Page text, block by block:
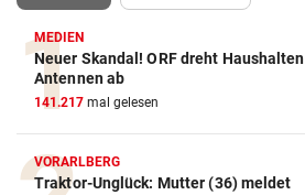
MEDIEN
Neuer Skandal! ORF dreht Haushalten
Antennen ab
141.217 mal gelesen
VORARLBERG
Traktor-Unglück: Mutter (36) meldet